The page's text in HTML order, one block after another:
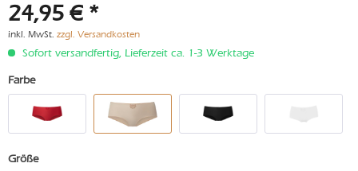
24,95 € *
inkl. MwSt. zzgl. Versandkosten
Sofort versandfertig, Lieferzeit ca. 1-3 Werktage
Farbe
Größe